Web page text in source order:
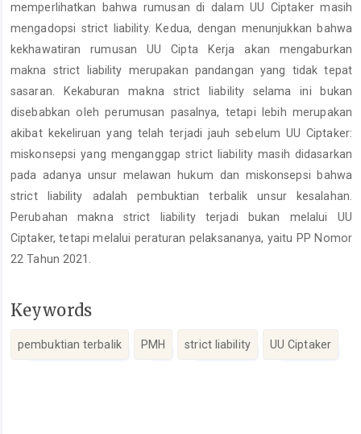
memperlihatkan bahwa rumusan di dalam UU Ciptaker masih
mengadopsi strict liability. Kedua, dengan menunjukkan bahwa
kekhawatiran rumusan UU Cipta Kerja akan mengaburkan
makna strict liability merupakan pandangan yang tidak tepat
sasaran. Kekaburan makna strict liability selama ini bukan
disebabkan oleh perumusan pasalnya, tetapi lebih merupakan
akibat kekeliruan yang telah terjadi jauh sebelum UU Ciptaker:
miskonsepsi yang menganggap strict liability masih didasarkan
pada adanya unsur melawan hukum dan miskonsepsi bahwa
strict liability adalah pembuktian terbalik unsur kesalahan.
Perubahan makna strict liability terjadi bukan melalui UU
Ciptaker, tetapi melalui peraturan pelaksananya, yaitu PP Nomor
22 Tahun 2021.
Keywords
pembuktian terbalik PMH strict liability UU Ciptaker